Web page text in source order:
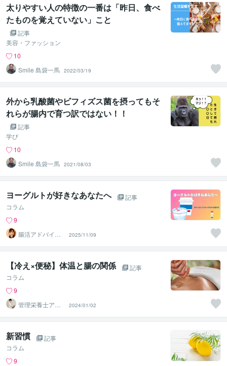
太りやすい人の特徴の一番は「昨日、食べ
たものを覚えていない」こと
記事
美容・ファッション
10
Smile 島袋一馬 2022/03/19
外から乳酸菌やビフィズス菌を摂ってもそ
れらが腸内で育つ訳ではない！！
記事
学び
10
Smile 島袋一馬 2021/08/03
ヨーグルトが好きなあなたへ
記事
コラム
9
腸活アドバイザ
ー らこ
2025/11/09
【冷え×便秘】体温と腸の関係
記事
コラム
9
管理栄養士アオ
イ 村中一帆ママ
が楽する食
2024/01/02
新習慣
記事
コラム
9